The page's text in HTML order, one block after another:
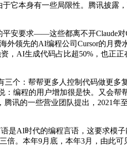
它本身有一些局限性。腾讯披露
要求——这些都离不开Claude对
领先的AI编程公司Cursor的月费
AI生成代码占比超50%，也正
：帮帮更多人控制代码做更多
编程的用户增加很是快。又会
讯的一些营业团队提出，2021年
AI时代的编程言语，这要求模子
。本年9月底，本年3月，由此